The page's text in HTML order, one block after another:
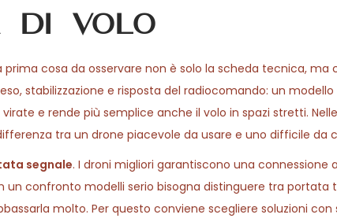
di volo
prima cosa da osservare non è solo la scheda tecnica, ma
stabilizzazione e risposta del radiocomando: un
e rende più semplice anche il volo in spazi stretti.
tra un drone piacevole da usare e uno difficile da
segnale. I droni migliori garantiscono una
un confronto modelli serio bisogna distinguere tra portata
molto. Per questo conviene scegliere soluzioni